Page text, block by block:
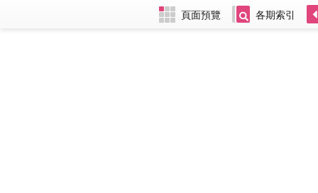
頁面預覽 各期索引